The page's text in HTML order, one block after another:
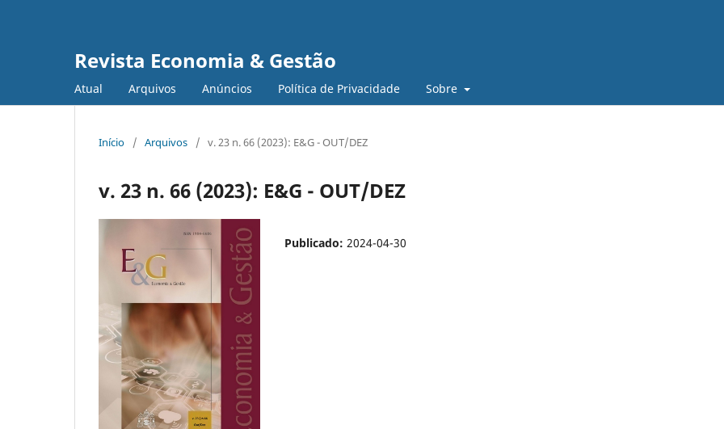
Revista Economia & Gestão
Atual Arquivos Anúncios Política de Privacidade Sobre
Início / Arquivos / v. 23 n. 66 (2023): E&G - OUT/DEZ
v. 23 n. 66 (2023): E&G - OUT/DEZ
Publicado: 2024-04-30